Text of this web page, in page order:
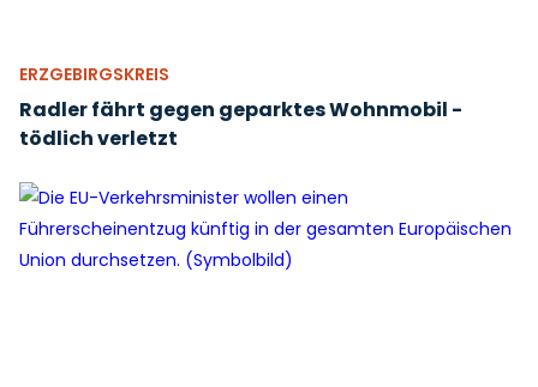
ERZGEBIRGSKREIS
Radler fährt gegen geparktes Wohnmobil -
tödlich verletzt